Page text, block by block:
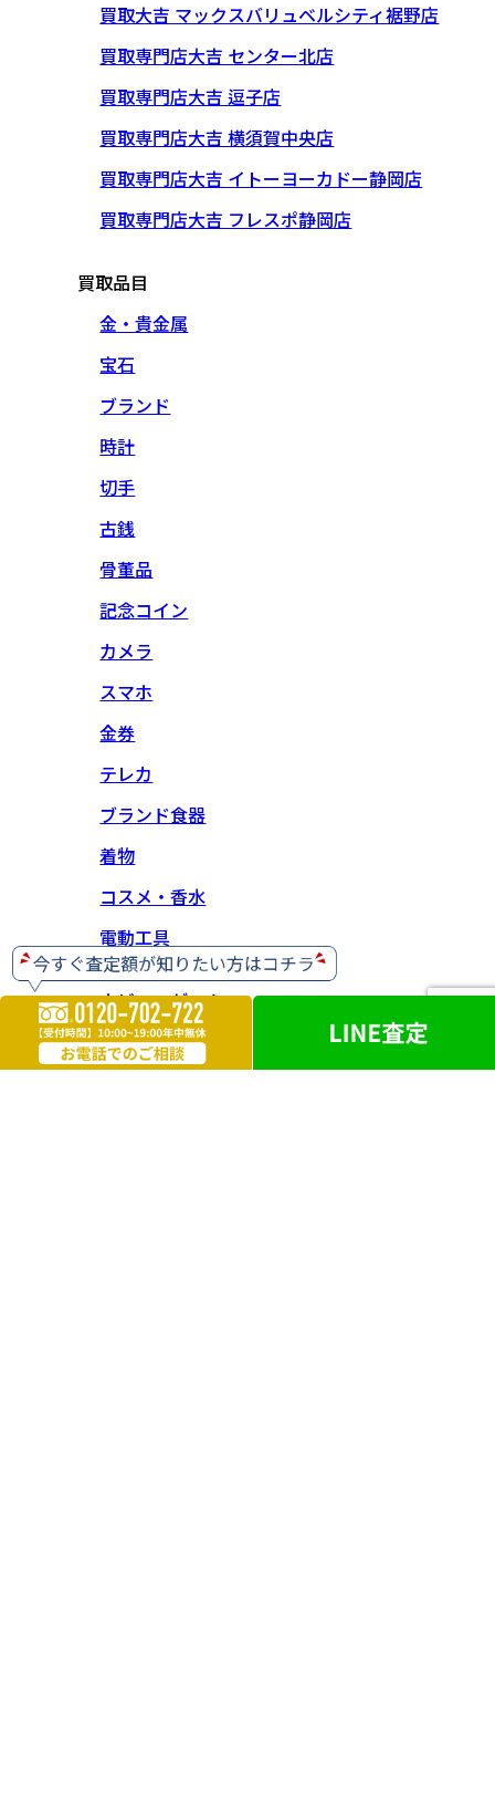
買取大吉 マックスバリュベルシティ裾野店
買取専門店大吉 センター北店
買取専門店大吉 逗子店
買取専門店大吉 横須賀中央店
買取専門店大吉 イトーヨーカドー静岡店
買取専門店大吉 フレスポ静岡店
買取品目
金・貴金属
宝石
ブランド
時計
切手
古銭
骨董品
記念コイン
カメラ
スマホ
金券
テレカ
ブランド食器
着物
コスメ・香水
電動工具
ホビー・ゲーム
楽器